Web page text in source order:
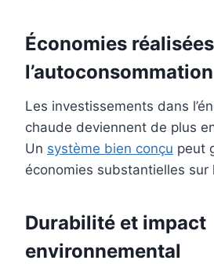
Économies
l’autoconsommation
Les investissements dans
chaude deviennent de plus
Un système bien conçu peut
économies substantielles sur
Durabilité et impact
environnemental